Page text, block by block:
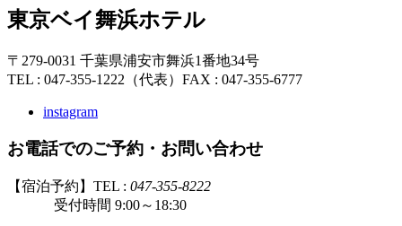
東京ベイ舞浜ホテル
〒279-0031 千葉県浦安市舞浜1番地34号
TEL : 047-355-1222（代表） FAX : 047-355-6777
instagram
お電話でのご予約・お問い合わせ
【宿泊予約】TEL : 047-355-8222
受付時間 9:00～18:30